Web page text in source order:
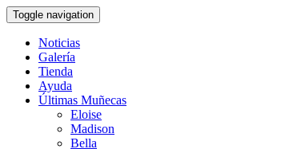
Toggle navigation
Noticias
Galería
Tienda
Ayuda
Últimas Muñecas
Eloise
Madison
Bella